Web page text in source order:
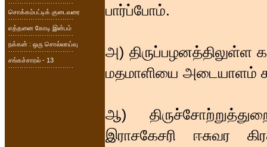
சொக்கம்பட்டிக் குடைவரை
எத்தனை கோடி இன்பம்
நக்கன் : ஒரு சொல்லாய்வு
சங்கச்சாரல் - 13
பார்ப்போம்.
அ)
மதமாளியை அடையாளம்
ஆ)
இராசகேசரி